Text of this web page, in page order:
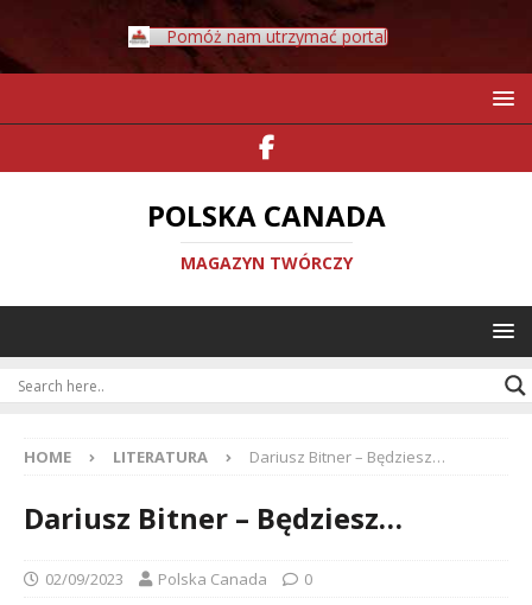
Pomóż nam utrzymać portal
POLSKA CANADA
MAGAZYN TWÓRCZY
HOME LITERATURA Dariusz Bitner – Będziesz…
Dariusz Bitner – Będziesz…
02/09/2023 Polska Canada 0